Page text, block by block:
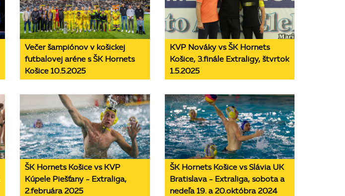
Večer šampiónov v košickej
futbalovej aréne s ŠK Hornets
Košice 10.5.2025
KVP Nováky vs ŠK Hornets
Košice, 3.finále Extraligy, štvrtok
1.5.2025
ŠK Hornets Košice vs KVP
Kúpele Piešťany - Extraliga,
2.februára 2025
ŠK Hornets Košice vs Slávia UK
Bratislava - Extraliga, sobota a
nedeľa 19. a 20.októbra 2024